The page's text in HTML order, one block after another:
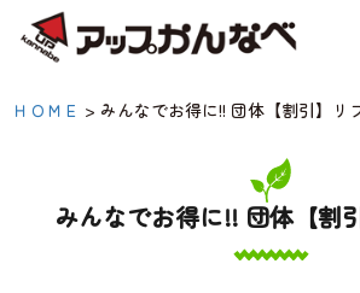
みんなでお得に
【割引】リフト
式】アップかん
庫県豊岡市・
夏のスキー場も「かなり遊べる」！
神鍋高原アクティビティ
ＨＯＭＥ > みんなでお得に!! 団体【割引】リ
みんなでお得に!! 団体【割